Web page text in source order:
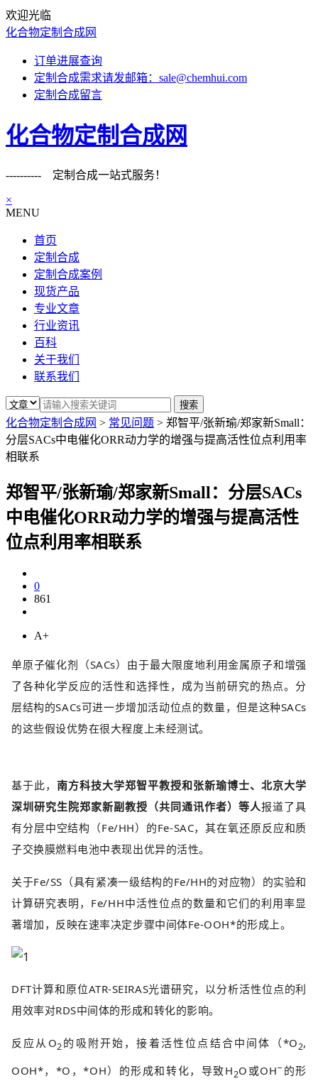
欢迎光临
化合物定制合成网
订单进展查询
定制合成需求请发邮箱：sale@chemhui.com
定制合成留言
化合物定制合成网
---------- 定制合成一站式服务！
×
MENU
首页
定制合成
定制合成案例
现货产品
专业文章
行业资讯
百科
关于我们
联系我们
化合物定制合成网 > 常见问题 > 郑智平/张新瑜/郑家新Small：
分层SACs中电催化ORR动力学的增强与提高活性位点利用率
相联系
郑智平/张新瑜/郑家新Small：分层SACs
中电催化ORR动力学的增强与提高活性
位点利用率相联系
0
861
A+
单原子催化剂（SACs）由于最大限度地利用金属原子和增强
了各种化学反应的活性和选择性，成为当前研究的热点。分
层结构的SACs可进一步增加活动位点的数量，但是这种SACs
的这些假设优势在很大程度上未经测试。
基于此，南方科技大学郑智平教授和张新瑜博士、北京大学
深圳研究生院郑家新副教授（共同通讯作者）等人报道了具
有分层中空结构（Fe/HH）的Fe-SAC，其在氧还原反应和质
子交换膜燃料电池中表现出优异的活性。
关于Fe/SS（具有紧凑一级结构的Fe/HH的对应物）的实验和
计算研究表明，Fe/HH中活性位点的数量和它们的利用率显
著增加，反映在速率决定步骤中间体Fe-OOH*的形成上。
DFT计算和原位ATR-SEIRAS光谱研究，以分析活性位点的利
用效率对RDS中间体的形成和转化的影响。
反应从O2的吸附开始，接着活性位点结合中间体（*O2,
OOH*，*O，*OH）的形成和转化，导致H2O或OH− 的形